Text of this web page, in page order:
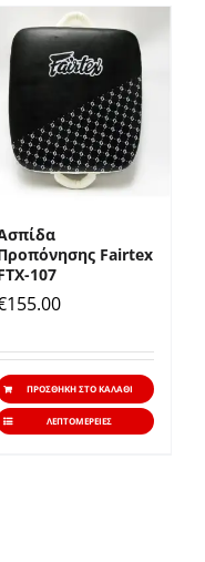
Fairtex
107
155.00
ΠΡΟΣΘΉΚΗ ΣΤΟ ΚΑΛΆΘΙ
ΛΕΠΤΟΜΈΡΕΙΕΣ